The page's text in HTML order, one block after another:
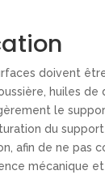
doivent
huiles de
le
du
afin de ne pas
mécanique